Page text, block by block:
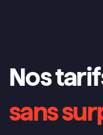
Nos
sans